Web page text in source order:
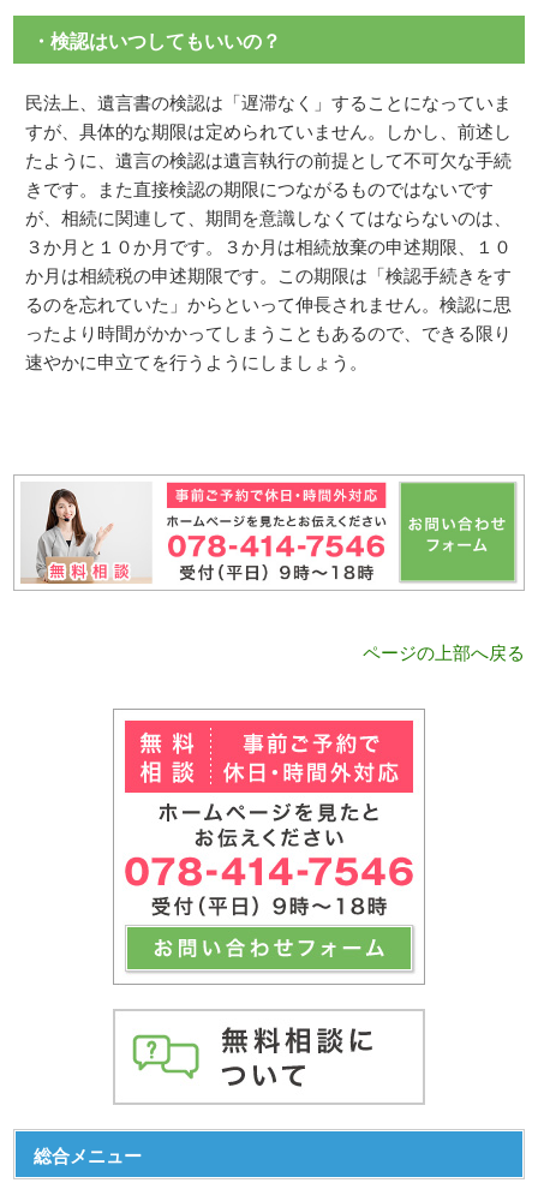
・検認はいつしてもいいの？
民法上、遺言書の検認は「遅滞なく」することになっていま
すが、具体的な期限は定められていません。しかし、前述し
たように、遺言の検認は遺言執行の前提として不可欠な手続
きです。また直接検認の期限につながるものではないです
が、相続に関連して、期間を意識しなくてはならないのは、
３か月と１０か月です。３か月は相続放棄の申述期限、１０
か月は相続税の申述期限です。この期限は「検認手続きをす
るのを忘れていた」からといって伸長されません。検認に思
ったより時間がかかってしまうこともあるので、できる限り
速やかに申立てを行うようにしましょう。
ページの上部へ戻る
総合メニュー